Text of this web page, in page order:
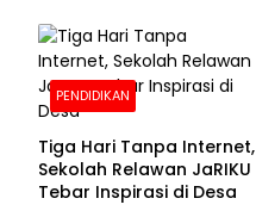
Pendaftaran Segera
Dibuka
PENDIDIKAN
Tiga Hari Tanpa Internet,
Sekolah Relawan JaRIKU
Tebar Inspirasi di Desa